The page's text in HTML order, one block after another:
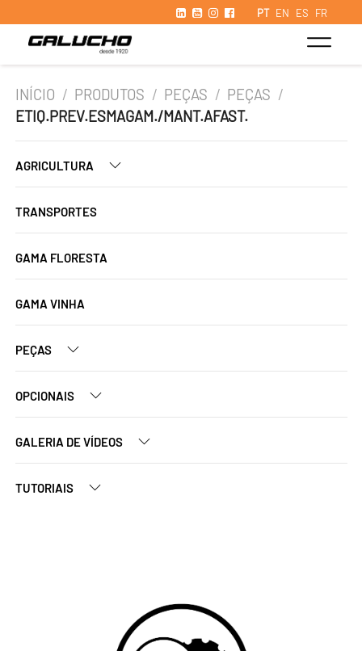
PT EN ES FR
INÍCIO / PRODUTOS / PEÇAS / PEÇAS /
ETIQ.PREV.ESMAGAM./MANT.AFAST.
AGRICULTURA
TRANSPORTES
GAMA FLORESTA
GAMA VINHA
PEÇAS
OPCIONAIS
GALERIA DE VÍDEOS
TUTORIAIS